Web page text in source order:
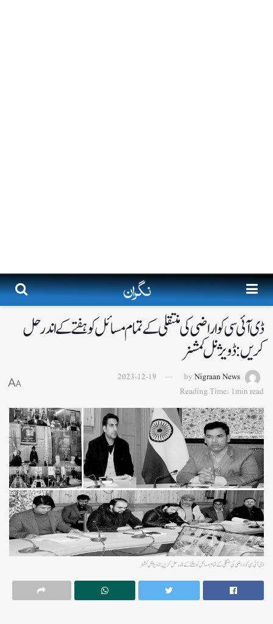
ڈی آئی سی کو اراضی کی منتقلی کے تمام مسائل کو ہفتے کے اندر حل
کریں: ڈویژنل کمشنر
by Nigraan News
2023-12-19
Reading Time: 1min read
A
A
ڈی آئی سی کو اراضی کی منتقلی کے تمام مسائل کو ہفتے کے اندر حل کریں: ڈویژنل کمشنر